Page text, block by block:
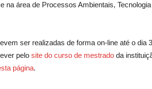
na área de Processos Ambientais,
ser realizadas de forma on-line até o dia
pelo site do curso de mestrado da
página.